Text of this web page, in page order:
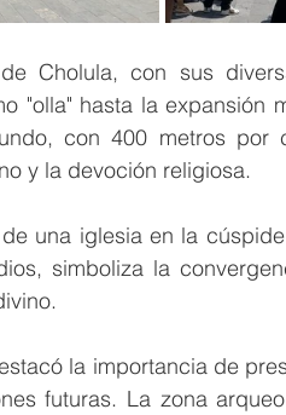
Cholula, con sus
"olla" hasta la expansión
con 400 metros por
y la devoción religiosa.
una iglesia en la
simboliza la
la importancia de
futuras. La zona